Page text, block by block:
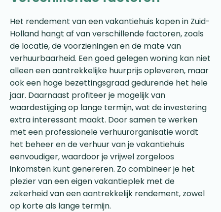
Het rendement van een vakantiehuis kopen in Zuid-
Holland hangt af van verschillende factoren, zoals
de locatie, de voorzieningen en de mate van
verhuurbaarheid. Een goed gelegen woning kan niet
alleen een aantrekkelijke huurprijs opleveren, maar
ook een hoge bezettingsgraad gedurende het hele
jaar. Daarnaast profiteer je mogelijk van
waardestijging op lange termijn, wat de investering
extra interessant maakt. Door samen te werken
met een professionele verhuurorganisatie wordt
het beheer en de verhuur van je vakantiehuis
eenvoudiger, waardoor je vrijwel zorgeloos
inkomsten kunt genereren. Zo combineer je het
plezier van een eigen vakantieplek met de
zekerheid van een aantrekkelijk rendement, zowel
op korte als lange termijn.